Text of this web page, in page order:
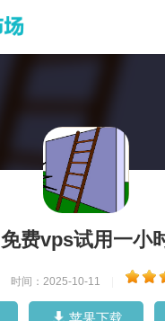
免费vps试用一小
时间：2025-10-11
苹果下载